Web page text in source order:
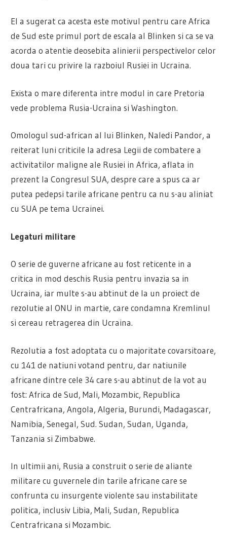
El a sugerat ca acesta este motivul pentru care Africa
de Sud este primul port de escala al Blinken si ca se va
acorda o atentie deosebita alinierii perspectivelor celor
doua tari cu privire la razboiul Rusiei in Ucraina.
Exista o mare diferenta intre modul in care Pretoria
vede problema Rusia-Ucraina si Washington.
Omologul sud-african al lui Blinken, Naledi Pandor, a
reiterat luni criticile la adresa Legii de combatere a
activitatilor maligne ale Rusiei in Africa, aflata in
prezent la Congresul SUA, despre care a spus ca ar
putea pedepsi tarile africane pentru ca nu s-au aliniat
cu SUA pe tema Ucrainei.
Legaturi militare
O serie de guverne africane au fost reticente in a
critica in mod deschis Rusia pentru invazia sa in
Ucraina, iar multe s-au abtinut de la un proiect de
rezolutie al ONU in martie, care condamna Kremlinul
si cereau retragerea din Ucraina.
Rezolutia a fost adoptata cu o majoritate covarsitoare,
cu 141 de natiuni votand pentru, dar natiunile
africane dintre cele 34 care s-au abtinut de la vot au
fost: Africa de Sud, Mali, Mozambic, Republica
Centrafricana, Angola, Algeria, Burundi, Madagascar,
Namibia, Senegal, Sud. Sudan, Sudan, Uganda,
Tanzania si Zimbabwe.
In ultimii ani, Rusia a construit o serie de aliante
militare cu guvernele din tarile africane care se
confrunta cu insurgente violente sau instabilitate
politica, inclusiv Libia, Mali, Sudan, Republica
Centrafricana si Mozambic.